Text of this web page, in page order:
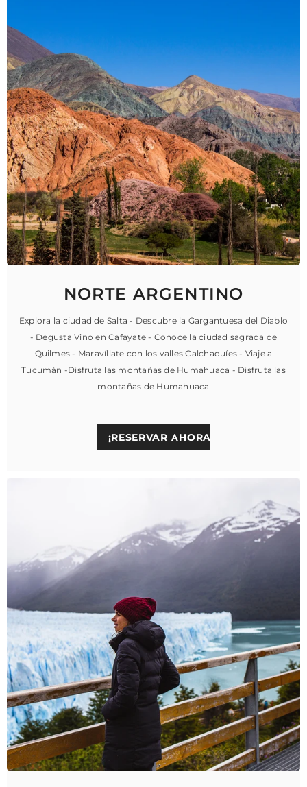
NORTE ARGENTINO
Explora la ciudad de Salta - Descubre la Gargantuesa del Diablo
- Degusta Vino en Cafayate - Conoce la ciudad sagrada de
Quilmes - Maravíllate con los valles Calchaquíes - Viaje a
Tucumán -Disfruta las montañas de Humahuaca - Disfruta las
montañas de Humahuaca
¡RESERVAR AHORA!